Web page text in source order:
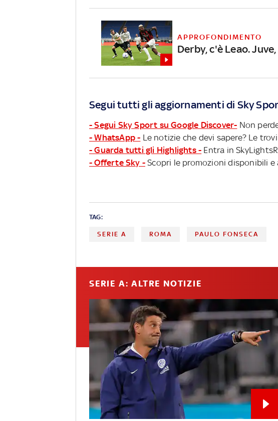
APPROFONDIMENTO
Derby, c'è Leao.
Segui tutti gli aggiornamenti di Sky
- Segui Sky Sport su Google Discover- Non
- WhatsApp - Le notizie che devi sapere? Le
- Guarda tutti gli Highlights - Entra in
- Offerte Sky - Scopri le promozioni disponibili
TAG:
SERIE A ROMA PAULO FONSECA
SERIE A: ALTRE NOTIZIE